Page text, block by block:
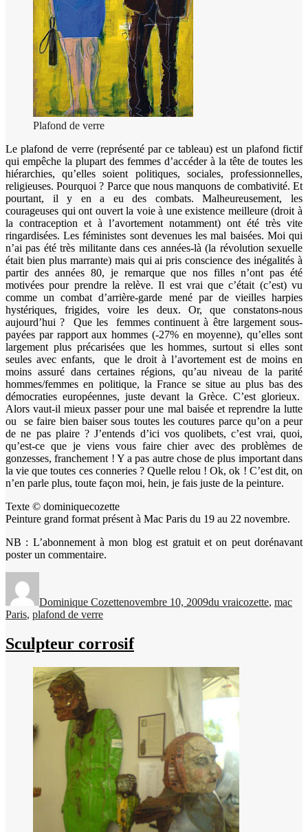
Plafond de verre
Le plafond de verre (représenté par ce tableau) est un plafond fictif
qui empêche la plupart des femmes d’accéder à la tête de toutes les
hiérarchies, qu’elles soient politiques, sociales, professionnelles,
religieuses. Pourquoi ? Parce que nous manquons de combativité. Et
pourtant, il y en a eu des combats. Malheureusement, les
courageuses qui ont ouvert la voie à une existence meilleure (droit à
la contraception et à l’avortement notamment) ont été très vite
ringardisées. Les féministes sont devenues les mal baisées. Moi qui
n’ai pas été très militante dans ces années-là (la révolution sexuelle
était bien plus marrante) mais qui ai pris conscience des inégalités à
partir des années 80, je remarque que nos filles n’ont pas été
motivées pour prendre la relève. Il est vrai que c’était (c’est) vu
comme un combat d’arrière-garde mené par de vieilles harpies
hystériques, frigides, voire les deux. Or, que constatons-nous
aujourd’hui ? Que les femmes continuent à être largement sous-
payées par rapport aux hommes (-27% en moyenne), qu’elles sont
largement plus précarisées que les hommes, surtout si elles sont
seules avec enfants, que le droit à l’avortement est de moins en
moins assuré dans certaines régions, qu’au niveau de la parité
hommes/femmes en politique, la France se situe au plus bas des
démocraties européennes, juste devant la Grèce. C’est glorieux.
Alors vaut-il mieux passer pour une mal baisée et reprendre la lutte
ou se faire bien baiser sous toutes les coutures parce qu’on a peur
de ne pas plaire ? J’entends d’ici vos quolibets, c’est vrai, quoi,
qu’est-ce que je viens vous faire chier avec des problèmes de
gonzesses, franchement ! Y a pas autre chose de plus important dans
la vie que toutes ces conneries ? Quelle relou ! Ok, ok ! C’est dit, on
n’en parle plus, toute façon moi, hein, je fais juste de la peinture.
Texte © dominiquecozette
Peinture grand format présent à Mac Paris du 19 au 22 novembre.
NB : L’abonnement à mon blog est gratuit et on peut dorénavant
poster un commentaire.
Dominique Cozettenovembre 10, 2009du vraicozette, mac
Paris, plafond de verre
Sculpteur corrosif